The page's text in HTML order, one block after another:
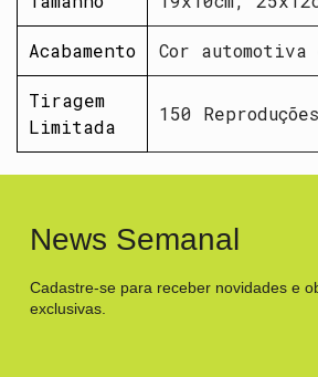
Acabamento Cor automotiva
Tiragem
Limitada
150 Reproduções
News Semanal
Cadastre-se para receber novidades e
exclusivas.